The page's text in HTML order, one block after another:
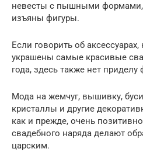
невесты с пышными
изъяны фигуры.
Если говорить об
украшены самые красивые
года, здесь также нет приделу
Мода на жемчуг, вышивку,
кристаллы и другие
как и прежде, очень
свадебного наряда делают
царским.